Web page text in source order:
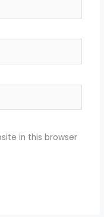
in this browser